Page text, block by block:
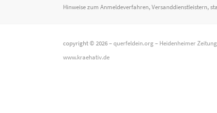
Hinweise zum Anmeldeverfahren, Versanddienstleistern,
copyright © 2026 –querfeldein.org– Heidenheimer
www.kraehativ.de